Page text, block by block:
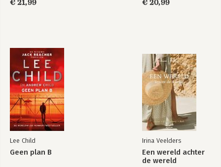
€ 21,99 € 20,99
Lee Child
Geen plan B
Irina Veelders
Een wereld achter
de wereld